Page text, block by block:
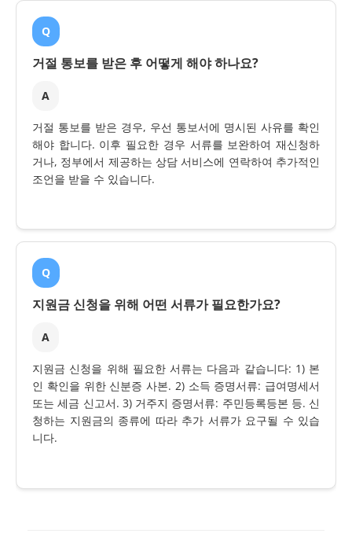
Q
거절 통보를 받은 후 어떻게 해야 하나요?
A
거절 통보를 받은 경우, 우선 통보서에 명시된 사유를 확인
해야 합니다. 이후 필요한 경우 서류를 보완하여 재신청하
거나, 정부에서 제공하는 상담 서비스에 연락하여 추가적인
조언을 받을 수 있습니다.
Q
지원금 신청을 위해 어떤 서류가 필요한가요?
A
지원금 신청을 위해 필요한 서류는 다음과 같습니다: 1) 본
인 확인을 위한 신분증 사본. 2) 소득 증명서류: 급여명세서
또는 세금 신고서. 3) 거주지 증명서류: 주민등록등본 등. 신
청하는 지원금의 종류에 따라 추가 서류가 요구될 수 있습
니다.